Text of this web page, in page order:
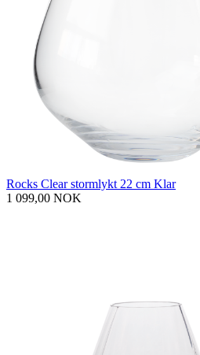
Rocks Clear stormlykt 22 cm Klar
1 099,00 NOK